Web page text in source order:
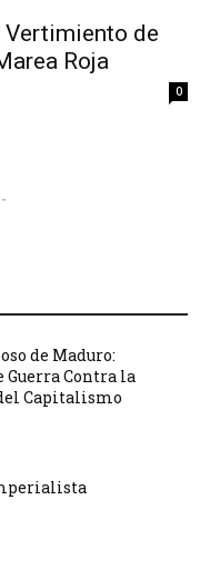
de
Roja
0
de Maduro:
Guerra Contra la
Capitalismo